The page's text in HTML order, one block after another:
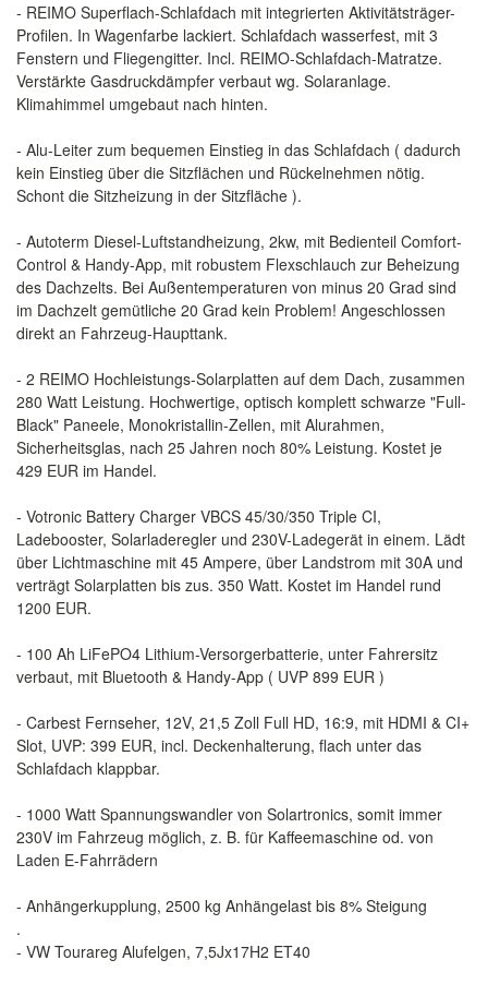
- REIMO Superflach-Schlafdach mit integrierten Aktivitätsträger-
Profilen. In Wagenfarbe lackiert. Schlafdach wasserfest, mit 3
Fenstern und Fliegengitter. Incl. REIMO-Schlafdach-Matratze.
Verstärkte Gasdruckdämpfer verbaut wg. Solaranlage.
Klimahimmel umgebaut nach hinten.
- Alu-Leiter zum bequemen Einstieg in das Schlafdach ( dadurch
kein Einstieg über die Sitzflächen und Rückelnehmen nötig.
Schont die Sitzheizung in der Sitzfläche ).
- Autoterm Diesel-Luftstandheizung, 2kw, mit Bedienteil Comfort-
Control & Handy-App, mit robustem Flexschlauch zur Beheizung
des Dachzelts. Bei Außentemperaturen von minus 20 Grad sind
im Dachzelt gemütliche 20 Grad kein Problem! Angeschlossen
direkt an Fahrzeug-Haupttank.
- 2 REIMO Hochleistungs-Solarplatten auf dem Dach, zusammen
280 Watt Leistung. Hochwertige, optisch komplett schwarze "Full-
Black" Paneele, Monokristallin-Zellen, mit Alurahmen,
Sicherheitsglas, nach 25 Jahren noch 80% Leistung. Kostet je
429 EUR im Handel.
- Votronic Battery Charger VBCS 45/30/350 Triple CI,
Ladebooster, Solarladeregler und 230V-Ladegerät in einem. Lädt
über Lichtmaschine mit 45 Ampere, über Landstrom mit 30A und
verträgt Solarplatten bis zus. 350 Watt. Kostet im Handel rund
1200 EUR.
- 100 Ah LiFePO4 Lithium-Versorgerbatterie, unter Fahrersitz
verbaut, mit Bluetooth & Handy-App ( UVP 899 EUR )
- Carbest Fernseher, 12V, 21,5 Zoll Full HD, 16:9, mit HDMI & CI+
Slot, UVP: 399 EUR, incl. Deckenhalterung, flach unter das
Schlafdach klappbar.
- 1000 Watt Spannungswandler von Solartronics, somit immer
230V im Fahrzeug möglich, z. B. für Kaffeemaschine od. von
Laden E-Fahrrädern
- Anhängerkupplung, 2500 kg Anhängelast bis 8% Steigung
.
- VW Tourareg Alufelgen, 7,5Jx17H2 ET40